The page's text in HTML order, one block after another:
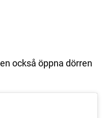
också öppna dörren